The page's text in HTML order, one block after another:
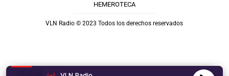
HEMEROTECA
VLN Radio © 2023 Todos los derechos reservados